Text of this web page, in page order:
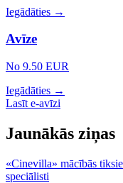
Iegādāties →
Avīze
No 9.50 EUR
Iegādāties →
Lasīt e-avīzi
Jaunākās ziņas
«Cinevilla» mācībās
speciālisti